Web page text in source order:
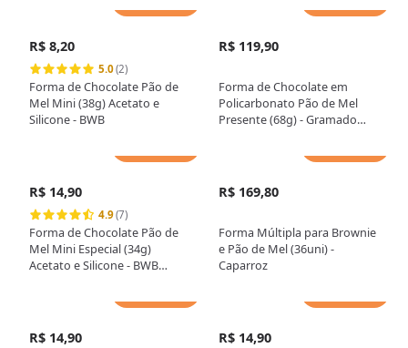
R$ 8,20
5.0(2)
Forma de Chocolate Pão de
Mel Mini (38g) Acetato e
Silicone - BWB
R$ 119,90
Forma de Chocolate em
Policarbonato Pão de Mel
Presente (68g) - Gramado
R$ 14,90
4.9(7)
Forma de Chocolate Pão de
Mel Mini Especial (34g)
Acetato e Silicone - BWB
R$ 169,80
Forma Múltipla para Brownie
e Pão de Mel (36uni) -
Caparroz
R$ 14,90 R$ 14,90